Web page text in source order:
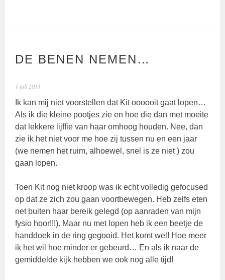
DE BENEN NEMEN…
1 juli 2011
Ik kan mij niet voorstellen dat Kit oooooit gaat lopen…
Als ik die kleine pootjes zie en hoe die dan met moeite
dat lekkere lijffie van haar omhoog houden. Nee, dan
zie ik het niet voor me hoe zij tussen nu en een jaar
(we nemen het ruim, alhoewel, snel is ze niet ) zou
gaan lopen.
Toen Kit nog niet kroop was ik echt volledig gefocused
op dat ze zich zou gaan voortbewegen. Heb zelfs eten
net buiten haar bereik gelegd (op aanraden van mijn
fysio hoor!!!). Maar nu met lopen heb ik een beetje de
handdoek in de ring gegooid. Het komt wel! Hoe meer
ik het wil hoe minder er gebeurd… En als ik naar de
gemiddelde kijk hebben we ook nog alle tijd!